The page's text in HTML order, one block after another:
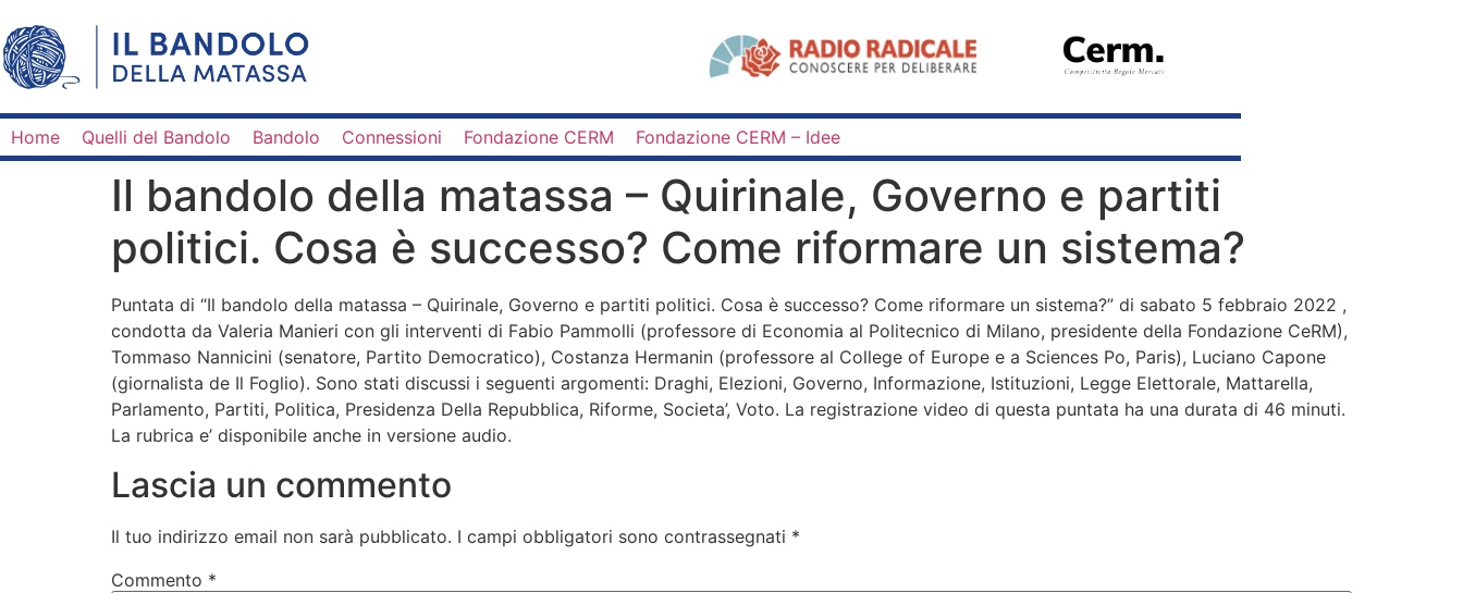
Home Quelli del Bandolo Bandolo Connessioni Fondazione CERM Fondazione CERM – Idee
Il bandolo della matassa – Quirinale, Governo e partiti
politici. Cosa è successo? Come riformare un sistema?
Puntata di “Il bandolo della matassa – Quirinale, Governo e partiti politici. Cosa è successo? Come riformare un sistema?” di sabato 5 febbraio 2022 ,
condotta da Valeria Manieri con gli interventi di Fabio Pammolli (professore di Economia al Politecnico di Milano, presidente della Fondazione CeRM),
Tommaso Nannicini (senatore, Partito Democratico), Costanza Hermanin (professore al College of Europe e a Sciences Po, Paris), Luciano Capone
(giornalista de Il Foglio). Sono stati discussi i seguenti argomenti: Draghi, Elezioni, Governo, Informazione, Istituzioni, Legge Elettorale, Mattarella,
Parlamento, Partiti, Politica, Presidenza Della Repubblica, Riforme, Societa’, Voto. La registrazione video di questa puntata ha una durata di 46 minuti.
La rubrica e’ disponibile anche in versione audio.
Lascia un commento
Il tuo indirizzo email non sarà pubblicato. I campi obbligatori sono contrassegnati *
Commento *